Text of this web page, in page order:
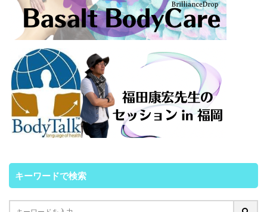
キーワードで検索